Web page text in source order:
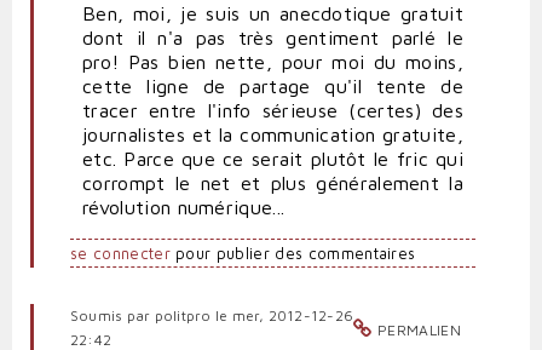
Ben, moi, je suis un anecdotique gratuit
dont il n'a pas très gentiment parlé le
pro! Pas bien nette, pour moi du moins,
cette ligne de partage qu'il tente de
tracer entre l'info sérieuse (certes) des
journalistes et la communication gratuite,
etc. Parce que ce serait plutôt le fric qui
corrompt le net et plus généralement la
révolution numérique...
se connecterpour publier des commentaires
PERMALIEN
Soumis par politpro le mer, 2012-12-26
22:42